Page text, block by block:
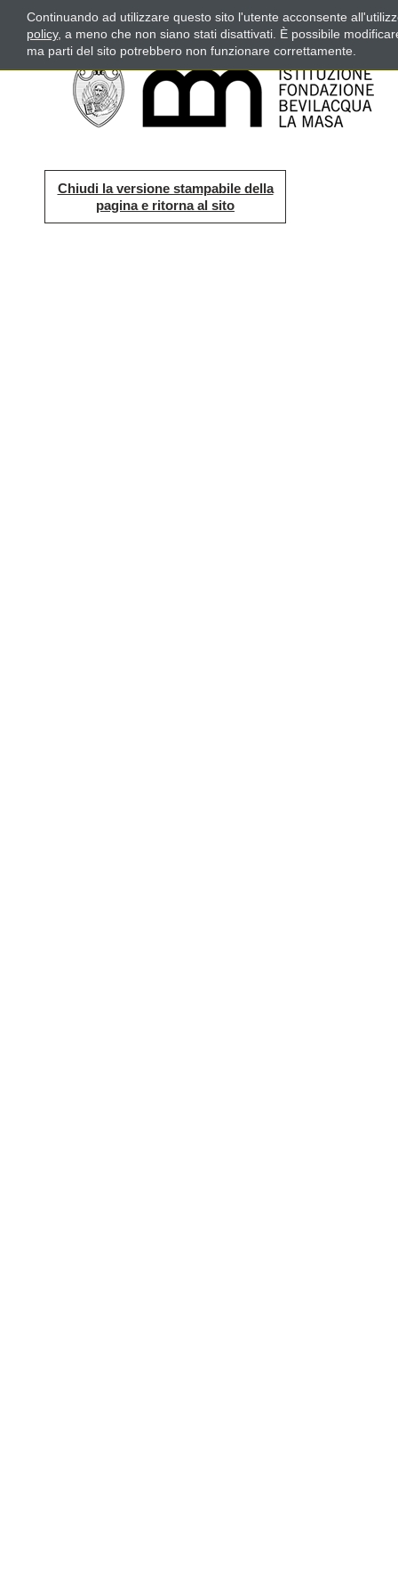
Chiudi la versione stampabile della
pagina e ritorna al sito
Continuando ad utilizzare questo sito l'utente acconsente
policy, a meno che non siano stati disattivati. È possibile
ma parti del sito potrebbero non funzionare correttamente.